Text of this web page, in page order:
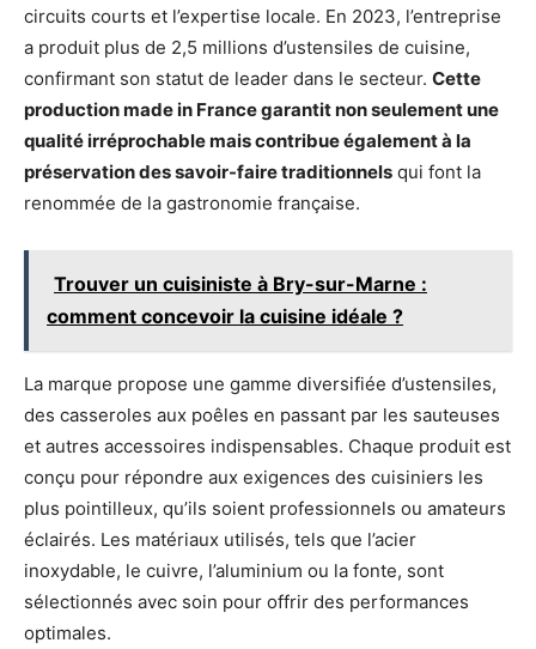
circuits courts et l’expertise locale. En 2023, l’entreprise
a produit plus de 2,5 millions d’ustensiles de cuisine,
confirmant son statut de leader dans le secteur. Cette
production made in France garantit non seulement une
qualité irréprochable mais contribue également à la
préservation des savoir-faire traditionnels qui font la
renommée de la gastronomie française.
Trouver un cuisiniste à Bry-sur-Marne :
comment concevoir la cuisine idéale ?
La marque propose une gamme diversifiée d’ustensiles,
des casseroles aux poêles en passant par les sauteuses
et autres accessoires indispensables. Chaque produit est
conçu pour répondre aux exigences des cuisiniers les
plus pointilleux, qu’ils soient professionnels ou amateurs
éclairés. Les matériaux utilisés, tels que l’acier
inoxydable, le cuivre, l’aluminium ou la fonte, sont
sélectionnés avec soin pour offrir des performances
optimales.